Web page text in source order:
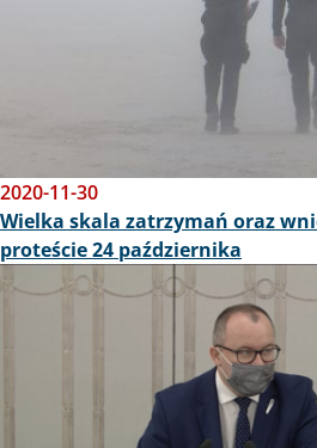
2020-11-30
Wielka skala zatrzymań oraz
proteście 24 października